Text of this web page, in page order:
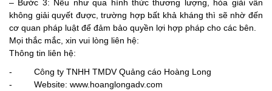
– Bước 3: Nếu như qua hình thức thương lượng, hòa giải vẫn
không giải quyết được, trường hợp bất khả kháng thì sẽ nhờ đến
cơ quan pháp luật để đảm bảo quyền lợi hợp pháp cho các bên.
Mọi thắc mắc, xin vui lòng liên hệ:
Thông tin liên hệ:
- Công ty TNHH TMDV Quảng cáo Hoàng Long
- Website: www.hoanglongadv.com